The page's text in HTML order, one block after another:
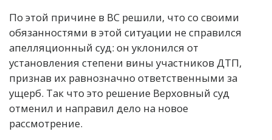
По этой причине в ВС решили, что со своими
обязанностями в этой ситуации не справился
апелляционный суд: он уклонился от
установления степени вины участников ДТП,
признав их равнозначно ответственными за
ущерб. Так что это решение Верховный суд
отменил и направил дело на новое
рассмотрение.